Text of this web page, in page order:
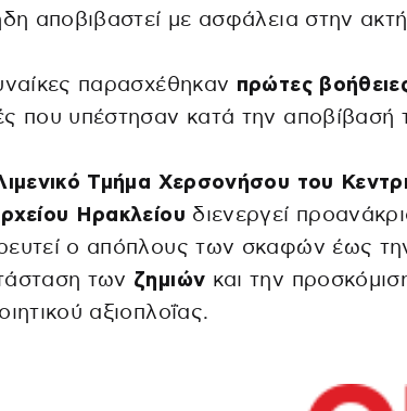
αποβιβαστεί με ασφάλεια στην
παρασχέθηκαν πρώτες
που υπέστησαν κατά την αποβίβασή
Τμήμα Χερσονήσου του
Ηρακλείου διενεργεί
ο απόπλους των σκαφών έως
των ζημιών και την
αξιοπλοΐας.